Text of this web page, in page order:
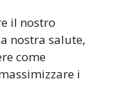
il nostro
nostra salute,
come
i